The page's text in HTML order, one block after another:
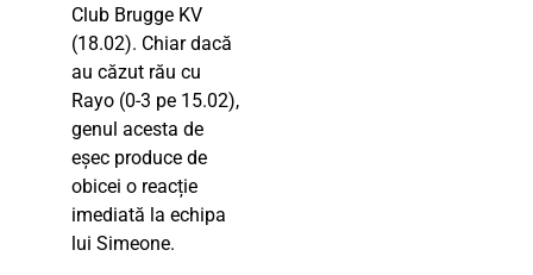
Club Brugge KV
(18.02). Chiar dacă
au căzut rău cu
Rayo (0-3 pe 15.02),
genul acesta de
eșec produce de
obicei o reacție
imediată la echipa
lui Simeone.